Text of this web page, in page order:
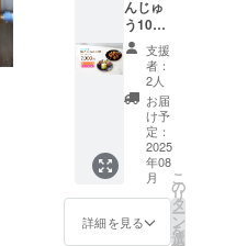
鬼まん
じゅう
約85g/1
個当た
り ・保
存方
法：冷
凍 ・消
費期限
もしく
は賞味
期限：
製造日
組み合
わせを
選択し
て下さ
い。
【アレ
ルギー
につい
て】 大
福こし
あん・
粒あ
ん：大
んじゅ
う10
個、わ
らび餅
セット
コー
ス】 <
オカヨ
シ特製>
鬼まん
じゅう
10個、
特製わ
らび餅2
支援
者：
2人
お届
け予
定：
2025
年08
月
詳細を見る
こ
の
リ
タ
ー
ン
を
選